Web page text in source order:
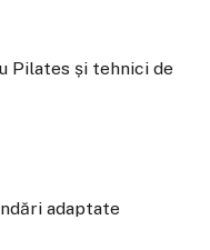
Pilates și tehnici de
adaptate